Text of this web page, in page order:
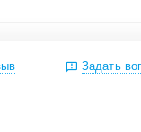
Задать